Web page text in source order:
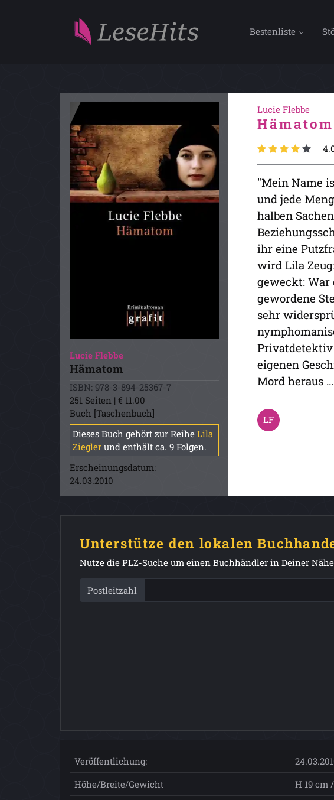
Bestenliste
Lucie Flebbe
Hämatom
ISBN: 978-3-894-25367-7
251 Seiten | € 11.00
Buch [Taschenbuch]
Dieses Buch gehört zur Reihe Lila
Ziegler und enthält ca. 9 Folgen.
Erscheinungsdatum:
24.03.2010
Lucie Flebbe
Hämatom
"Mein Name
und jede
halben
ihr eine
wird Lila
geweckt:
gewordene
sehr
eigenen
Mord heraus …
Unterstütze den lokalen
Nutze die PLZ-Suche um einen Buchhändler in Deiner
Postleitzahl
Veröffentlichung:
Höhe/Breite/Gewicht
H 19 cm